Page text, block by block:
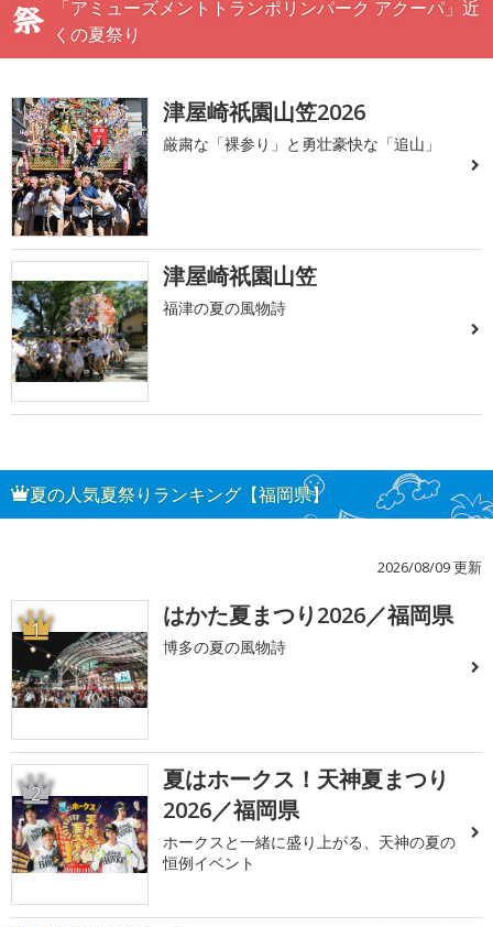
「アミューズメントトランポリンパーク アクーパ」近
くの夏祭り
津屋崎祇園山笠2026
厳粛な「裸参り」と勇壮豪快な「追山」
津屋崎祇園山笠
福津の夏の風物詩
夏の人気夏祭りランキング【福岡県】
2026/08/09 更新
1 はかた夏まつり2026／福岡県
博多の夏の風物詩
2
夏はホークス！天神夏まつり
2026／福岡県
ホークスと一緒に盛り上がる、天神の夏の
恒例イベント